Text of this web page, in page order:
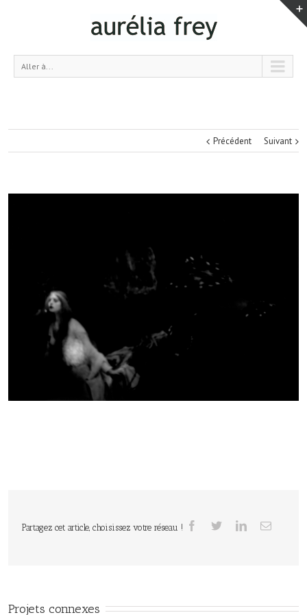
Aller à...
Précédent Suivant
Partagez cet article, choisissez votre réseau !
Projets connexes